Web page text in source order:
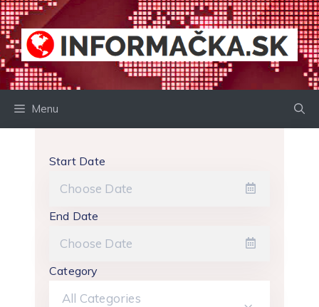
Preskočiť
na
obsah
Menu
Start Date
End Date
Category
All Categories